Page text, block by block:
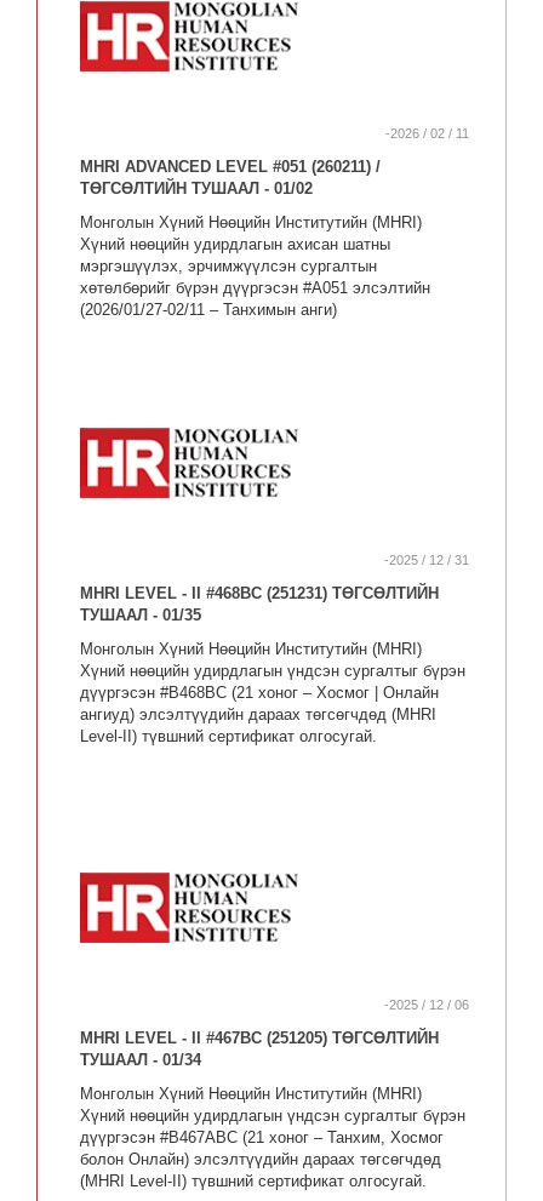
-2026 / 02 / 11
MHRI ADVANCED LEVEL #051 (260211) /
ТӨГСӨЛТИЙН ТУШААЛ - 01/02
Монголын Хүний Нөөцийн Институтийн (MHRI)
Хүний нөөцийн удирдлагын ахисан шатны
мэргэшүүлэх, эрчимжүүлсэн сургалтын
хөтөлбөрийг бүрэн дүүргэсэн #A051 элсэлтийн
(2026/01/27-02/11 – Танхимын анги)
-2025 / 12 / 31
MHRI LEVEL - II #468BC (251231) ТӨГСӨЛТИЙН
ТУШААЛ - 01/35
Монголын Хүний Нөөцийн Институтийн (MHRI)
Хүний нөөцийн удирдлагын үндсэн сургалтыг бүрэн
дүүргэсэн #B468ВC (21 хоног – Хосмог | Онлайн
ангиуд) элсэлтүүдийн дараах төгсөгчдөд (MHRI
Level-II) түвшний сертификат олгосугай.
-2025 / 12 / 06
MHRI LEVEL - II #467BC (251205) ТӨГСӨЛТИЙН
ТУШААЛ - 01/34
Монголын Хүний Нөөцийн Институтийн (MHRI)
Хүний нөөцийн удирдлагын үндсэн сургалтыг бүрэн
дүүргэсэн #B467ABC (21 хоног – Танхим, Хосмог
болон Онлайн) элсэлтүүдийн дараах төгсөгчдөд
(MHRI Level-II) түвшний сертификат олгосугай.